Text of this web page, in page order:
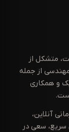
متشکل از
از جمله
و همکاری
آنلاین،
سعی در